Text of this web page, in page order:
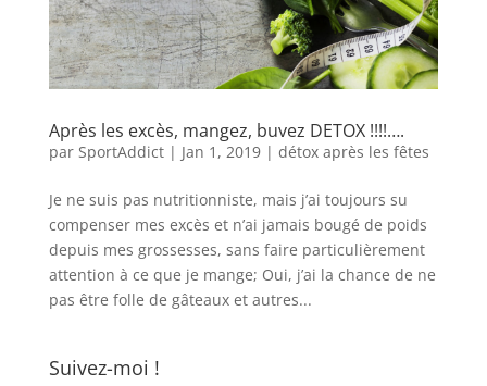
Après les excès, mangez, buvez DETOX !!!!….
par SportAddict| Jan 1, 2019| détox après les fêtes
Je ne suis pas nutritionniste, mais j’ai toujours su
compenser mes excès et n’ai jamais bougé de poids
depuis mes grossesses, sans faire particulièrement
attention à ce que je mange; Oui, j’ai la chance de ne
pas être folle de gâteaux et autres...
Suivez-moi !